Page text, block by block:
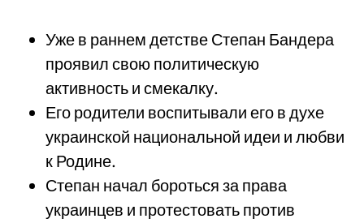
Уже в раннем детстве Степан Бандера
проявил свою политическую
активность и смекалку.
Его родители воспитывали его в духе
украинской национальной идеи и любви
к Родине.
Степан начал бороться за права
украинцев и протестовать против